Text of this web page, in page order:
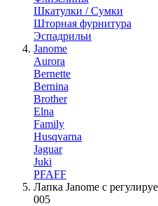
Шкатулки / Сумки
Шторная фурнитура
Эспадрильи
Janome
Aurora
Bernette
Bernina
Brother
Elna
Family
Husqvarna
Jaguar
Juki
PFAFF
Лапка Janome с
005